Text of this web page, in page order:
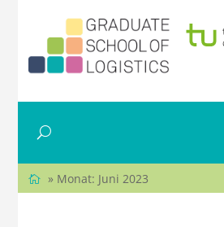
» Monat: Juni 2023